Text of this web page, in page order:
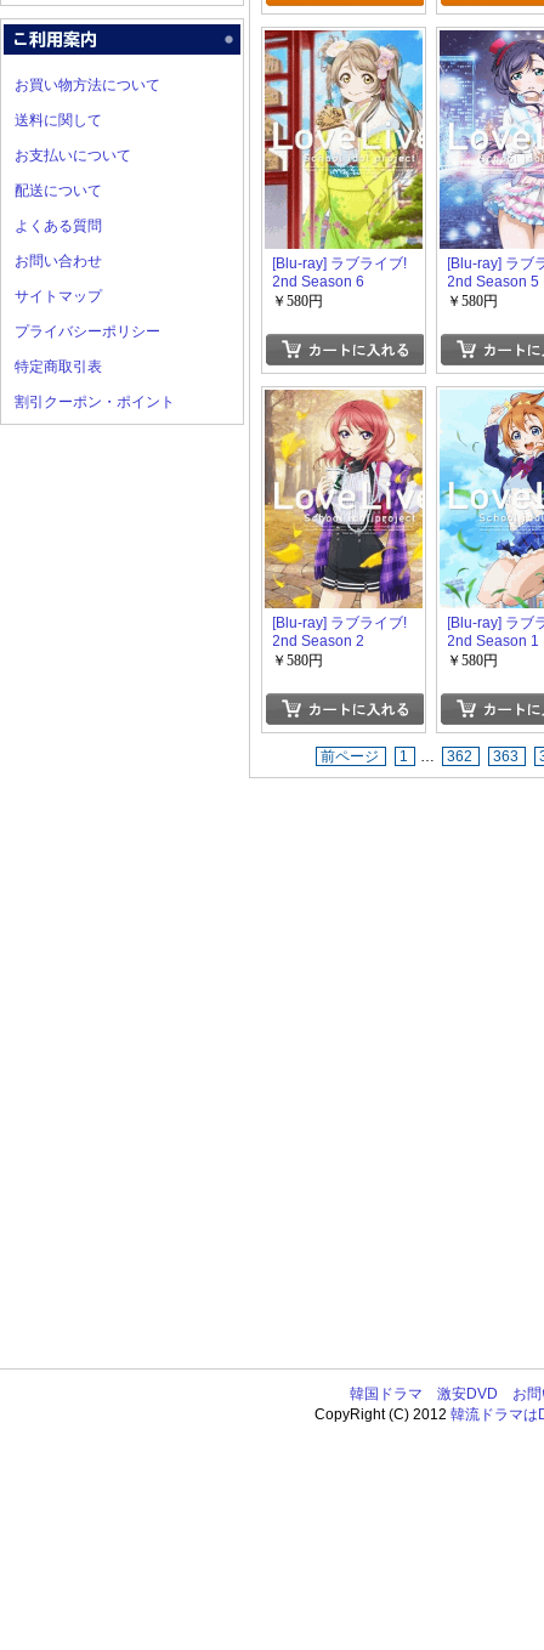
お買い物方法について
送料に関して
お支払いについて
配送について
よくある質問
お問い合わせ
サイトマップ
プライバシーポリシー
特定商取引表
割引クーポン・ポイント
[Blu-ray] ラブライブ!
2nd Season 6
￥580円
[Blu-ray] ラブ
2nd Season 5
￥580円
[Blu-ray] ラブライブ!
2nd Season 2
￥580円
[Blu-ray] ラブ
2nd Season 1
￥580円
前ページ 1 … 362 363
韓国ドラマ 激安DVD
お
CopyRight (C) 2012韓流ドラマは